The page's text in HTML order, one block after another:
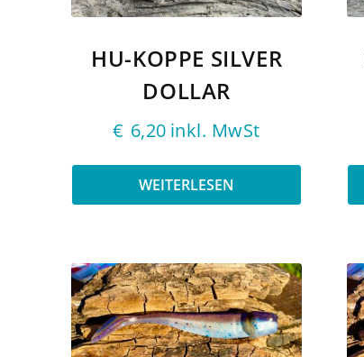
HU-KOPPE SILVER
DOLLAR
€ 6,20 inkl. MwSt
WEITERLESEN